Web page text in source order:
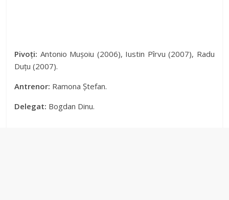
Pivoți: Antonio Mușoiu (2006), Iustin Pîrvu (2007), Radu
Duțu (2007).
Antrenor: Ramona Ștefan.
Delegat: Bogdan Dinu.